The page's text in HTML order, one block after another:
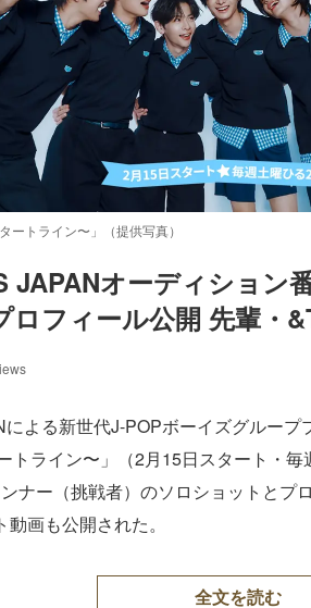
ートライン〜」（提供写真）
Unmute / Loaded:
52.23%
JAPANオーディション
ロフィール公開 先輩・
よる新世代J-POPボーイズグルー
ライン〜」（2月15日スタート・毎
ナー（挑戦者）のソロショットとプ
画も公開された。
全文を読む